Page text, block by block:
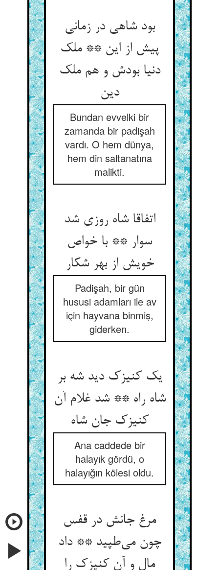
بود شاهی در زمانی
پیش از این ** ملک
دنیا بودش و هم ملک
دین‌‌
Bundan evvelki bir
zamanda bir padişah
vardı. O hem dünya,
hem din saltanatına
malikti.
اتفاقا شاه روزی شد
سوار ** با خواص
خویش از بهر شکار
Padişah, bir gün
hususi adamları ile av
için hayvana binmiş,
giderken.
یک کنیزک دید شه بر
شاه راه ** شد غلام آن
Ana caddede bir
halayık gördü, o
halayığın kölesi oldu.
مرغ جانش در قفس
چون می‌‌طپید ** داد
مال و آن کنیزک را